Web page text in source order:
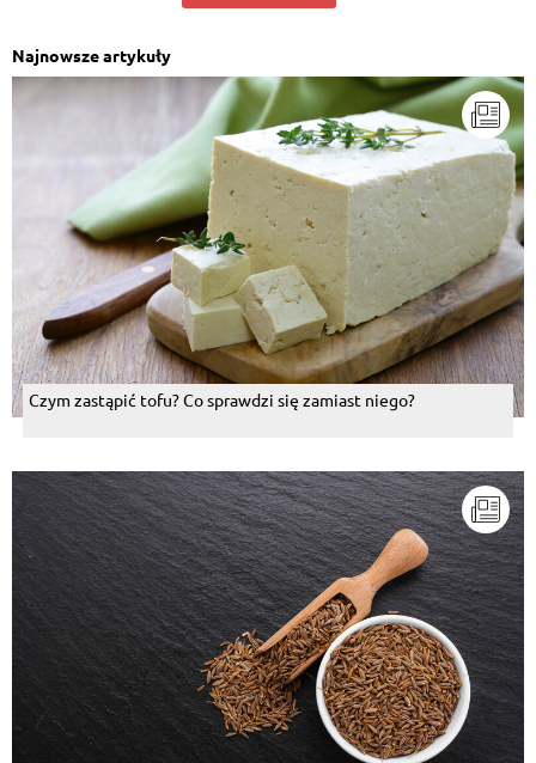
Najnowsze artykuły
Czym zastąpić tofu? Co sprawdzi się zamiast niego?